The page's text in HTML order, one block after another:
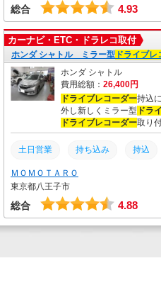
2chドライブレコーダー ドライ
取り付け 取付
総合 4.93
カーナビ・ETC・ドラレコ取付
ホンダ シャトル ミラー型 ドライブレ
ホンダ シャトル
費用総額： 26,400円
ドライブレコーダー持込
外し新しくミラー型 ドラ
ドライブレコーダー取り
土日営業 持ち込み 持込
ドライブレコーダー
ＭＯＭＯＴＡＲＯ
東京都八王子市
総合 4.88